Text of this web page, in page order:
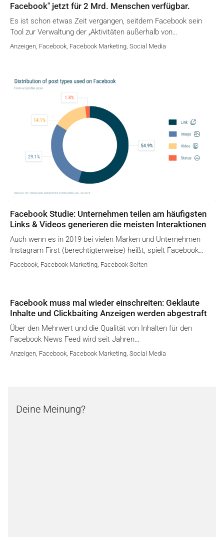
Facebook" jetzt für 2 Mrd. Menschen verfügbar.
Es ist schon etwas Zeit vergangen, seitdem Facebook sein
Tool zur Verwaltung der „Aktivitäten außerhalb von…
Anzeigen Facebook Facebook Marketing Social Media
Facebook Studie: Unternehmen teilen am häufigsten
Links & Videos generieren die meisten Interaktionen
Auch wenn es in 2019 bei vielen Marken und Unternehmen
Instagram First (berechtigterweise) heißt, spielt Facebook…
Facebook Facebook Marketing Facebook Seiten
Facebook muss mal wieder einschreiten: Geklaute
Inhalte und Clickbaiting Anzeigen werden abgestraft
Über den Mehrwert und die Qualität von Inhalten für den
Facebook News Feed wird seit Jahren…
Anzeigen Facebook Facebook Marketing Social Media
Deine Meinung?